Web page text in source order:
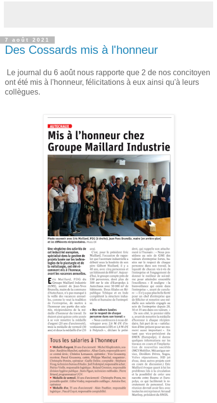
7 août 2021
Des Cossards mis à l'honneur
Le journal du 6 août nous rapporte que 2 de nos concitoyen
ont été mis à l'honneur, félicitations à eux ainsi qu'à leurs
collègues.